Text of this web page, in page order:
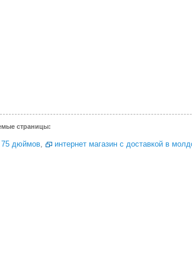
страницы:
75 дюймов, интернет магазин с доставкой в